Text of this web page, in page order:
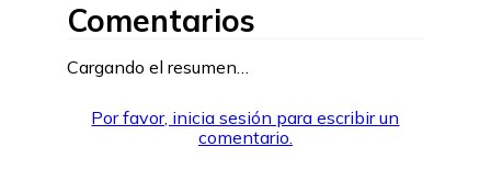
Comentarios
Cargando el resumen…
Por favor, inicia sesión para escribir un
comentario.